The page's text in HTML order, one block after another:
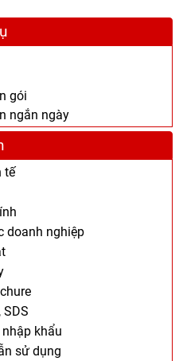
gói
ngắn ngày
tế
doanh nghiệp
khẩu
sử dụng